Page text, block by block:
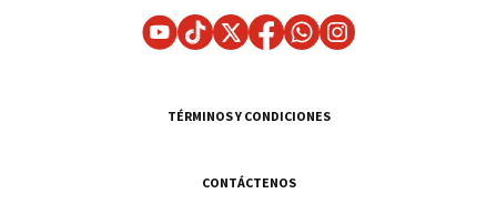
TÉRMINOS Y CONDICIONES
CONTÁCTENOS